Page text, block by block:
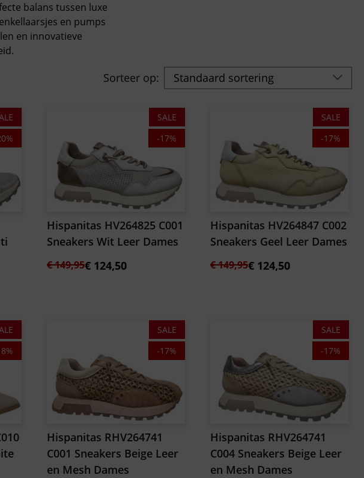
balans tussen luxe
en pumps
en innovatieve
Sorteer op:
SALE
-17%
Hispanitas HV264825 C001
Sneakers Wit Leer Dames
€149,95
Oorspronkelijke
€124,50
Huidige
SALE
-17%
Hispanitas HV264847 C002
Sneakers Geel Leer Dames
€149,95
Oorspronkelijke
€ 124,50
Huidige
SALE
-17%
Hispanitas RHV264741
C001 Sneakers Beige Leer
en Mesh Dames
SALE
-17%
Hispanitas RHV264741
C004 Sneakers Beige Leer
en Mesh Dames